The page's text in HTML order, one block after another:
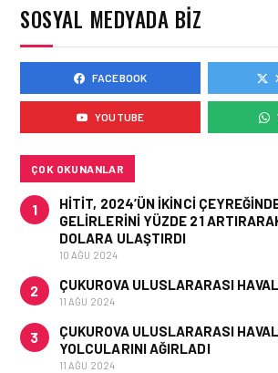
OLDU
KARGO • 06 TEM 2026
FLYDUBAI’DEN
GÖKÇEN’E
UÇUŞLAR VE
SOSYAL MEDYADA BIZ
FACEBOOK
YOUTUBE
ÇOK OKUNANLAR
1
HITIT, 2024’ÜN IKINCI
GELIRLERINI YÜZDE 21
DOLARA ULAŞTIRDI
10 AĞU 2024
2 ÇUKUROVA ULUSLARARASI
11 AĞU 2024
3
ÇUKUROVA ULUSLARARASI
YOLCULARINI AĞIRLADI
11 AĞU 2024